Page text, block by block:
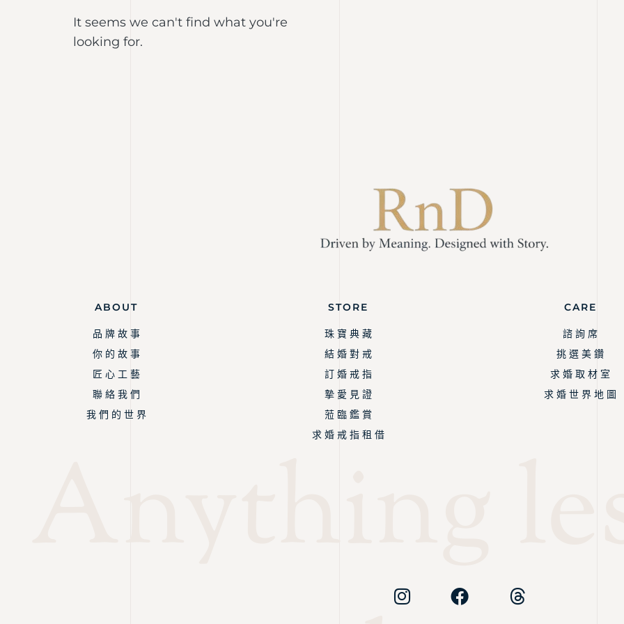
It seems we can't find what you're
looking for.
ABOUT
品 牌 故 事
你 的 故 事
匠 心 工 藝
聯 絡 我 們
我 們 的 世 界
STORE
珠 寶 典 藏
結 婚 對 戒
訂 婚 戒 指
摯 愛 見 證
蒞 臨 鑑 賞
求 婚 戒 指 租 借
CARE
諮 詢 席
挑 選 美 鑽
求 婚 取 材 室
求 婚 世 界 地 圖